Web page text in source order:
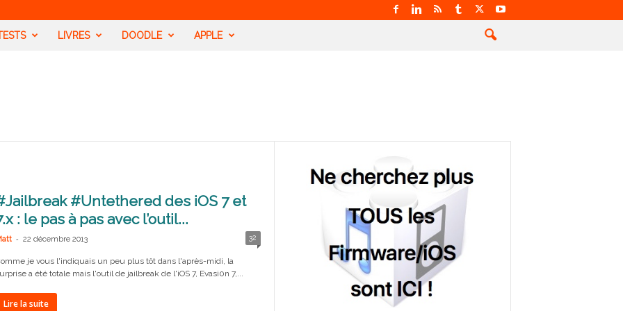
LIVRES DOODLE APPLE
#Untethered des iOS 7 et
: le pas à pas avec l’outil...
- 22 décembre 2013 32
je vous l'indiquais un peu plus tôt dans l'après-midi, la
a été totale mais l'outil de jailbreak de l'iOS 7, Evasi0n 7,...
Lire la suite